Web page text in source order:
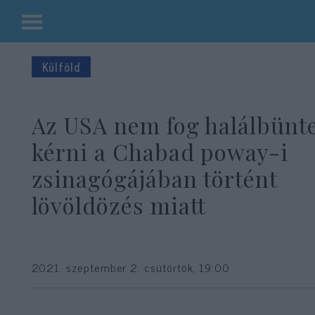
Kilépés
tartalomba
Külföld
Az USA nem fog
kérni a Chabad poway-i
zsinagógájában történt
lövöldözés miatt
2021. szeptember 2. csütörtök, 19:00